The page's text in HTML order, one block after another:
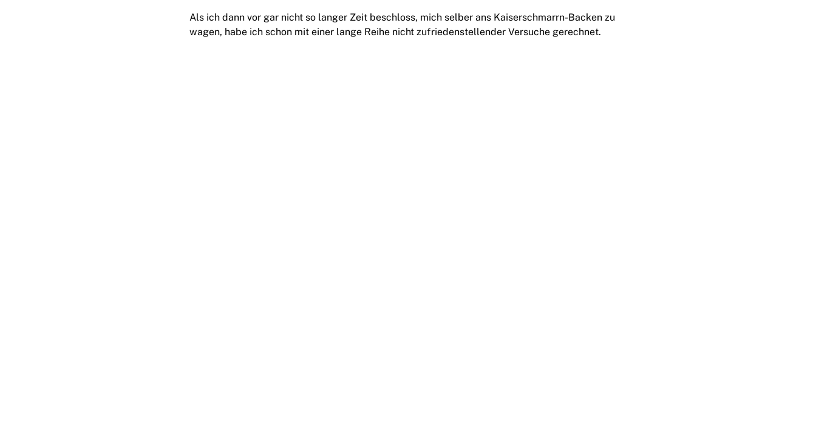
Als ich dann vor gar nicht so langer Zeit beschloss, mich selber ans Kaiserschmarrn-Backen zu
wagen, habe ich schon mit einer lange Reihe nicht zufriedenstellender Versuche gerechnet.